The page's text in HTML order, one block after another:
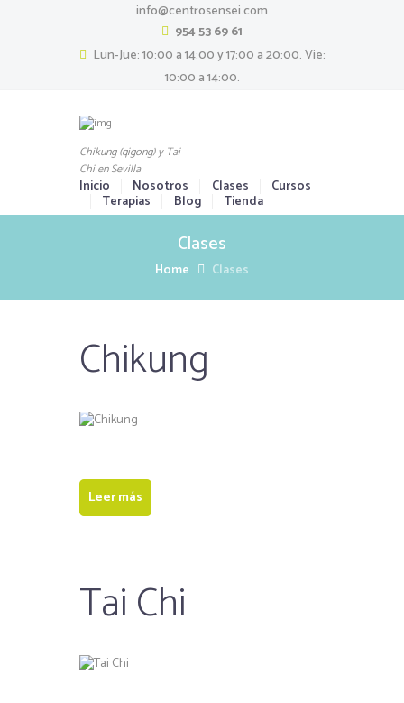
info@centrosensei.com
954 53 69 61
Lun-Jue: 10:00 a 14:00 y 17:00 a 20:00. Vie:
10:00 a 14:00.
Chikung (qigong) y Tai
Chi en Sevilla
Inicio Nosotros Clases Cursos
Terapias Blog Tienda
Clases
Home Clases
Chikung
Leer más
Tai Chi